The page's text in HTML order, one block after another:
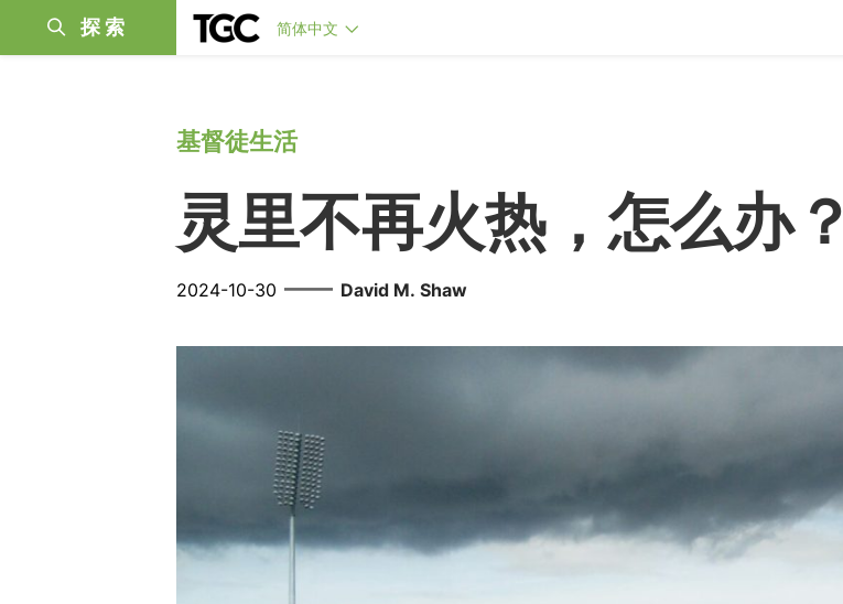
探索 简体中文
基督徒生活
灵里不再火热，怎么办？
2024-10-30 —— David M. Shaw